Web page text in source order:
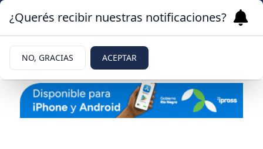
¿Querés recibir nuestras notificaciones?
NO, GRACIAS ACEPTAR